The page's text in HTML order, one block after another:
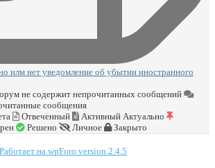
илм нет уведомление об убытии иностранного
не содержит непрочитанных сообщений
сообщения
Отвеченный Активный Актуально
Решено Личное Закрыто
Работает на wpForo version 2.4.5